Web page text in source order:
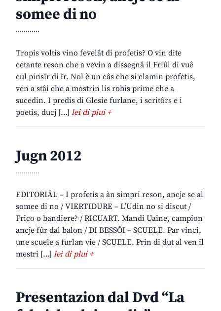
somee di no
............
Tropis voltis vino fevelât di profetis? O vin dite
cetante reson che a vevin a dissegnâ il Friûl di vuê
cul pinsîr di îr. Nol è un câs che si clamin profetis,
ven a stâi che a mostrin lis robis prime che a
sucedin. I predis di Glesie furlane, i scritôrs e i
poetis, ducj […] lei di plui +
Jugn 2012
............
EDITORIÂL – I profetis a àn simpri reson, ancje se al
somee di no / VIERTIDURE – L’Udin no si discut /
Frico o bandiere? / RICUART. Mandi Uaine, campion
ancje fûr dal balon / DI BESSÔI – SCUELE. Par vinci,
une scuele a furlan vie / SCUELE. Prin di dut al ven il
mestri […] lei di plui +
Presentazion dal Dvd “La